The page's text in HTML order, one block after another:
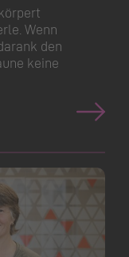
Wenn
den
keine